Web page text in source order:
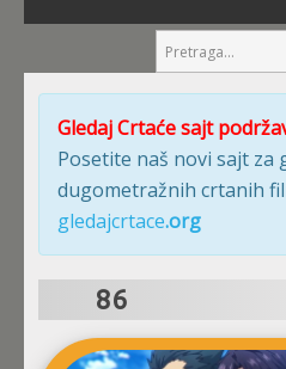
Gledaj Crtaće sajt
Posetite naš novi sajt za
dugometražnih crtanih
gledajcrtace.org
86